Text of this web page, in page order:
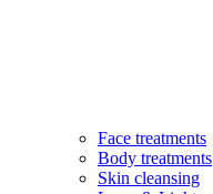
Face treatments
Body treatments
Skin cleansing